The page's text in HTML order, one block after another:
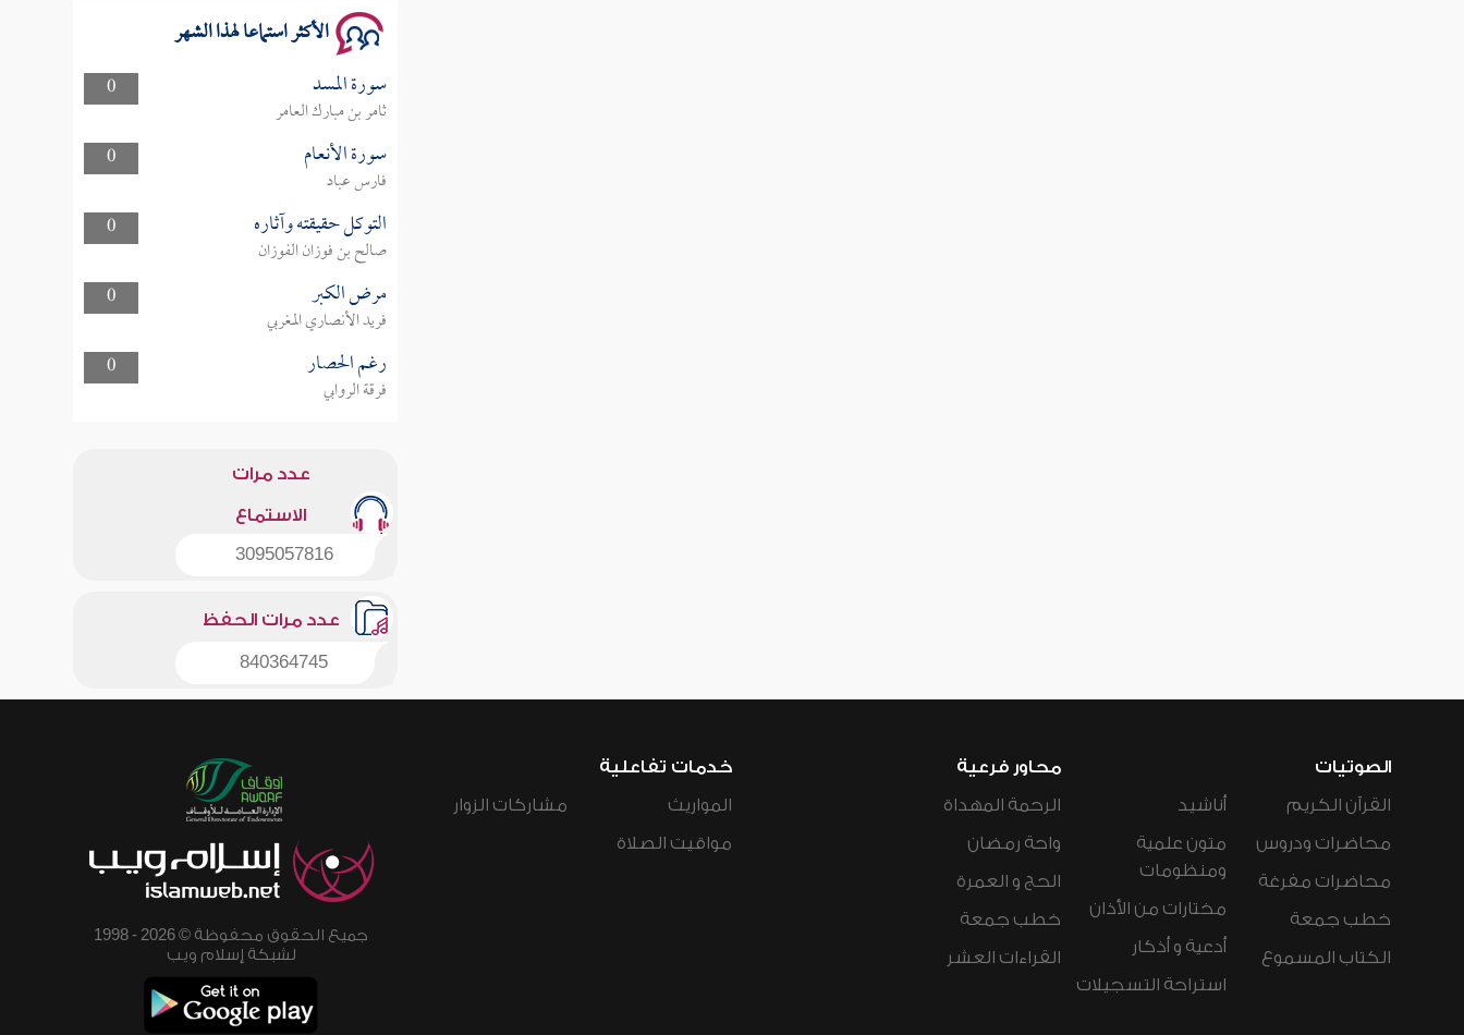
الأكثر استماعا لهذا الشهر
0 سورة المسد
ثامر بن مبارك العامر
0
سورة الأنعام
فارس عباد
0
التوكل حقيقته وآثاره
صالح بن فوزان الفوزان
0
مرض الكبر
فريد الأنصاري المغربي
0
رغم الحصار
فرقة الروابي
عدد مرات
الاستماع
3095057816
عدد مرات الحفظ
840364745
الصوتيات
القرآن الكريم
محاضرات ودروس
محاضرات مفرغة
خطب جمعة
الكتاب المسموع
أناشيد
متون علمية
ومنظومات
مختارات من الأذان
أدعية و أذكار
استراحة التسجيلات
محاور فرعية
الرحمة المهداة
واحة رمضان
الحج و العمرة
خطب جمعة
القراءات العشر
خدمات تفاعلية
المواريث
مواقيت الصلاة
مشاركات الزوار
جميع الحقوق محفوظة © 2026 - 1998
لشبكة إسلام ويب